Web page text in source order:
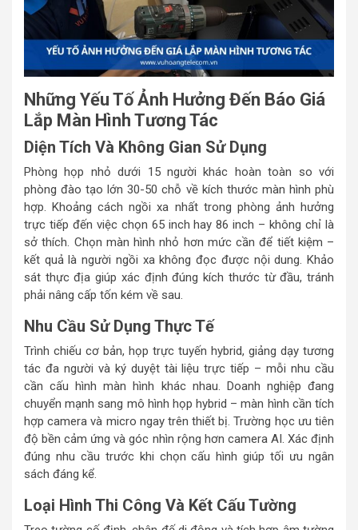
Những Yếu Tố Ảnh Hưởng Đến Báo Giá
Lắp Màn Hình Tương Tác
Diện Tích Và Không Gian Sử Dụng
Phòng họp nhỏ dưới 15 người khác hoàn toàn so với
phòng đào tạo lớn 30-50 chỗ về kích thước màn hình phù
hợp. Khoảng cách ngồi xa nhất trong phòng ảnh hưởng
trực tiếp đến việc chọn 65 inch hay 86 inch – không chỉ là
sở thích. Chọn màn hình nhỏ hơn mức cần để tiết kiệm –
kết quả là người ngồi xa không đọc được nội dung. Khảo
sát thực địa giúp xác định đúng kích thước từ đầu, tránh
phải nâng cấp tốn kém về sau.
Nhu Cầu Sử Dụng Thực Tế
Trình chiếu cơ bản, họp trực tuyến hybrid, giảng dạy tương
tác đa người và ký duyệt tài liệu trực tiếp – mỗi nhu cầu
cần cấu hình màn hình khác nhau. Doanh nghiệp đang
chuyển mạnh sang mô hình họp hybrid – màn hình cần tích
hợp camera và micro ngay trên thiết bị. Trường học ưu tiên
độ bền cảm ứng và góc nhìn rộng hơn camera AI. Xác định
đúng nhu cầu trước khi chọn cấu hình giúp tối ưu ngân
sách đáng kể.
Loại Hình Thi Công Và Kết Cấu Tường